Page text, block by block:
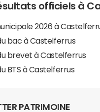
officiels à
2026 à
bac à Castelferrus
brevet à Castelferrus
BTS à Castelferrus
PATRIMOINE